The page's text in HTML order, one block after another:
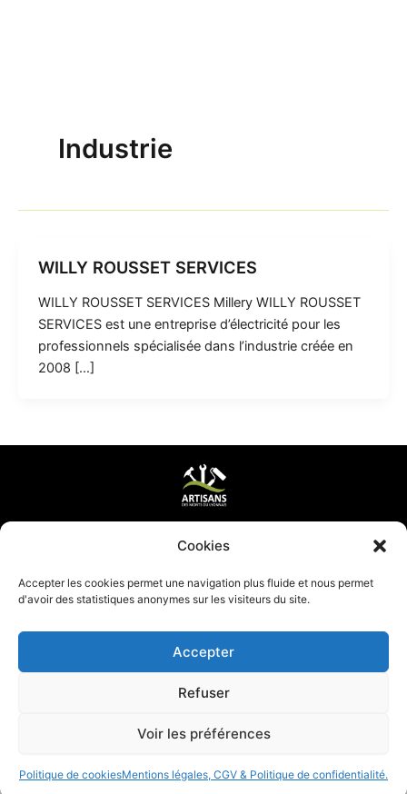
Cookies
Accepter les cookies permet une navigation plus fluide et nous permet
d'avoir des statistiques anonymes sur les visiteurs du site.
Accepter
Refuser
Voir les préférences
Politique de cookiesMentions légales, CGV & Politique de confidentialité.
Industrie
WILLY ROUSSET SERVICES
WILLY ROUSSET SERVICES Millery WILLY ROUSSET
SERVICES est une entreprise d’électricité pour les
professionnels spécialisée dans l’industrie créée en
2008 […]